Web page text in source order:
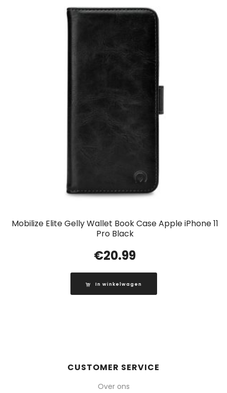
Mobilize Elite Gelly Wallet Book Case Apple iPhone 11
Pro Black
€20.99
In winkelwagen
CUSTOMER SERVICE
Over ons